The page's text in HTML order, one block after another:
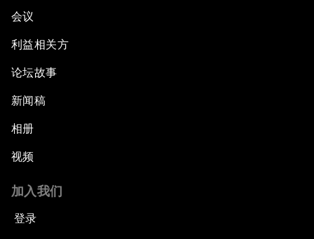
会议
利益相关方
论坛故事
新闻稿
相册
视频
加入我们
登录